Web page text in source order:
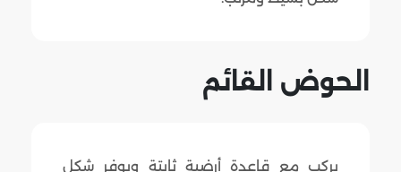
الحوض القائم
يركب مع قاعدة أرضية ثابتة ويوفر شكل